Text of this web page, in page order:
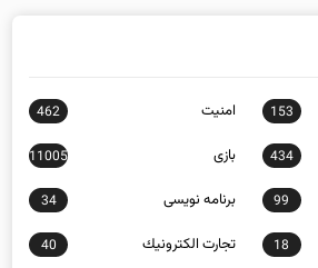
153 امنيت 462
434 بازی 11005
99 برنامه نويسی 34
18 تجارت الكترونيك 40